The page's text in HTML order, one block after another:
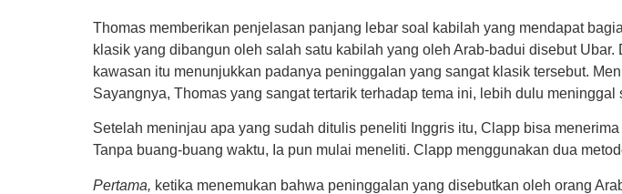
Thomas memberikan penjelasan panjang lebar soal kabilah yang mendapat
klasik yang dibangun oleh salah satu kabilah yang oleh Arab-badui disebut
kawasan itu menunjukkan padanya peninggalan yang sangat klasik tersebut.
Sayangnya, Thomas yang sangat tertarik terhadap tema ini, lebih dulu
Setelah meninjau apa yang sudah ditulis peneliti Inggris itu, Clapp bisa
Tanpa buang-buang waktu, Ia pun mulai meneliti. Clapp menggunakan dua
Pertama, ketika menemukan bahwa peninggalan yang disebutkan oleh orang